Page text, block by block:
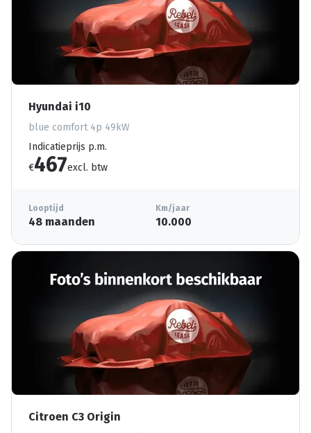
Hyundai i10
blue comfort 4p 49kW
Indicatieprijs p.m.
€467excl. btw
Looptijd
48 maanden
Km/jaar
10.000
Citroen C3 Origin